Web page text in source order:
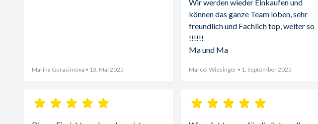
Marina Gerasimova • 13. Mai 2025
Wir werden wieder Einkaufen und
können das ganze Team loben, sehr
freundlich und Fachlich top, weiter so
!!!!!!
Ma und Ma
Marcel Wiesinger • 1. September 2025